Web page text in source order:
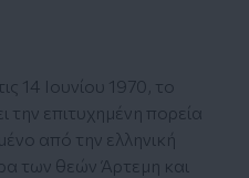
14 Ιουνίου 1970, το
την επιτυχημένη πορεία
από την ελληνική
των θεών Άρτεμη και